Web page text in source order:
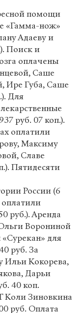
помощи
«Гамма-нож»
Адаеву и
Поиск и
оплачены
Саше
Ире Губа, Саше
Для
руб. 07 коп.).
оплатили
Максиму
Славе
Пятидесяти
России (6
оплатили
руб.). Аренда
Ворониной
для
руб. За
Ильи Кокорева,
Дарьи
40 коп.
Коли Зиновкина
руб. Оплата